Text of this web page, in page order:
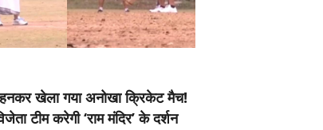
खेला गया अनोखा क्रिकेट मैच!
टीम करेगी ‘राम मंदिर’ के दर्शन